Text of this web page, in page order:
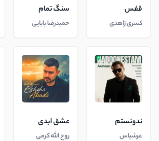
قفس
کسری زاهدی
سنگ تمام
حمیدرضا بابایی
ندونستم
عرشیاس
عشق ابدی
روح الله کرمی